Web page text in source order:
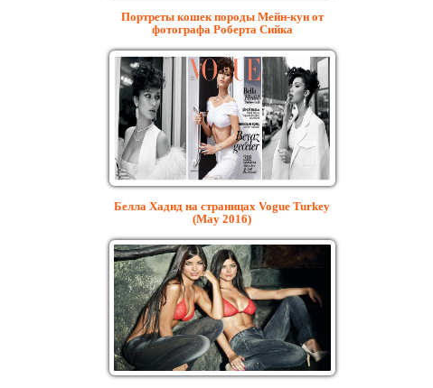
Портреты кошек породы Мейн-кун от
фотографа Роберта Сийка
Белла Хадид на страницах Vogue Turkey
(May 2016)